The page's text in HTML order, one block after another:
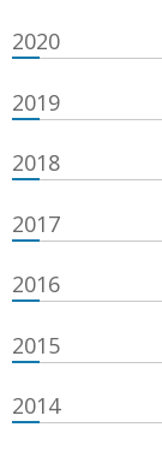
2020
2019
2018
2017
2016
2015
2014